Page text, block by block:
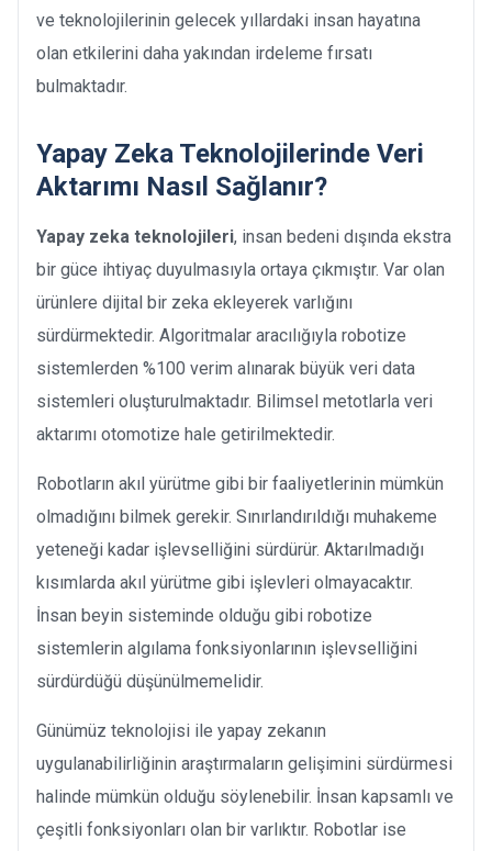
ve teknolojilerinin gelecek yıllardaki insan hayatına
olan etkilerini daha yakından irdeleme fırsatı
bulmaktadır.
Yapay Zeka Teknolojilerinde Veri
Aktarımı Nasıl Sağlanır?
Yapay zeka teknolojileri, insan bedeni dışında ekstra
bir güce ihtiyaç duyulmasıyla ortaya çıkmıştır. Var olan
ürünlere dijital bir zeka ekleyerek varlığını
sürdürmektedir. Algoritmalar aracılığıyla robotize
sistemlerden %100 verim alınarak büyük veri data
sistemleri oluşturulmaktadır. Bilimsel metotlarla veri
aktarımı otomotize hale getirilmektedir.
Robotların akıl yürütme gibi bir faaliyetlerinin mümkün
olmadığını bilmek gerekir. Sınırlandırıldığı muhakeme
yeteneği kadar işlevselliğini sürdürür. Aktarılmadığı
kısımlarda akıl yürütme gibi işlevleri olmayacaktır.
İnsan beyin sisteminde olduğu gibi robotize
sistemlerin algılama fonksiyonlarının işlevselliğini
sürdürdüğü düşünülmemelidir.
Günümüz teknolojisi ile yapay zekanın
uygulanabilirliğinin araştırmaların gelişimini sürdürmesi
halinde mümkün olduğu söylenebilir. İnsan kapsamlı ve
çeşitli fonksiyonları olan bir varlıktır. Robotlar ise